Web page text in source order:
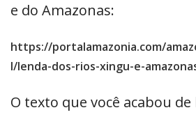
e do Amazonas:
https://portalamazonia.com/
l/lenda-dos-rios-xingu-e-
O texto que você acabou